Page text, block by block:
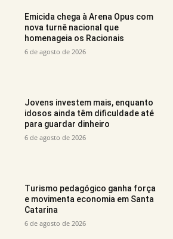
Emicida chega à Arena Opus com
nova turnê nacional que
homenageia os Racionais
6 de agosto de 2026
Jovens investem mais, enquanto
idosos ainda têm dificuldade até
para guardar dinheiro
6 de agosto de 2026
Turismo pedagógico ganha força
e movimenta economia em Santa
Catarina
6 de agosto de 2026